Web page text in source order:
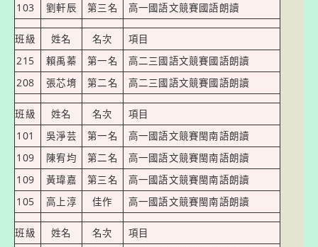
103
劉軒辰 第三名 高一國語文競賽國語朗讀
班級 姓名 名次
項目
215
賴禹蓁 第一名
高二三國語文競賽國語朗讀
208
張芯堉 第二名 高二三國語文競賽國語朗讀
班級 姓名 名次
項目
101
吳淨芸 第一名
高一國語文競賽閩南語朗讀
109
陳宥均 第二名
高一國語文競賽閩南語朗讀
109
黃瑋嘉 第三名
高一國語文競賽閩南語朗讀
105
高上淳 佳作 高一國語文競賽閩南語朗讀
班級 姓名 名次
項目